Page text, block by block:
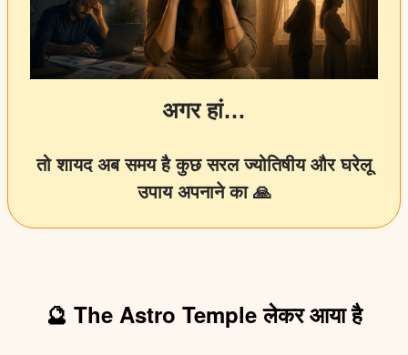
अगर हां…
तो शायद अब समय है कुछ सरल ज्योतिषीय और घरेलू
उपाय अपनाने का 🙏
🔮 The Astro Temple लेकर आया है